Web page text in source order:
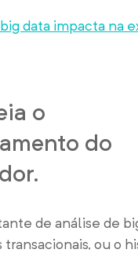
data impacta na
o
do
de análise de
transacionais, ou o